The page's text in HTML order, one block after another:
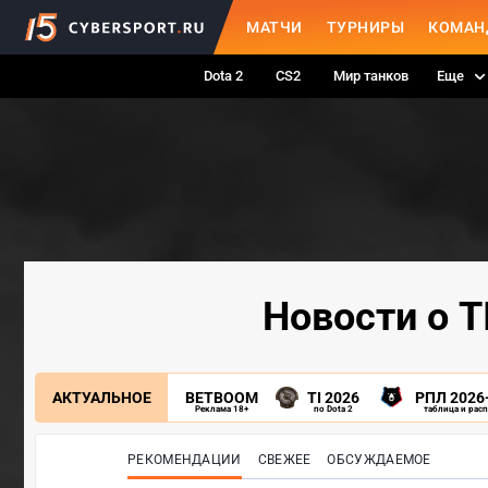
МАТЧИ ТУРНИРЫ
Dota 2 CS2 Мир танков Еще
Новости о
АКТУАЛЬНОЕ BETBOOM
Реклама 18+
TI 2026
по Dota 2
РПЛ
таблица и
РЕКОМЕНДАЦИИ СВЕЖЕЕ ОБСУЖДАЕМОЕ